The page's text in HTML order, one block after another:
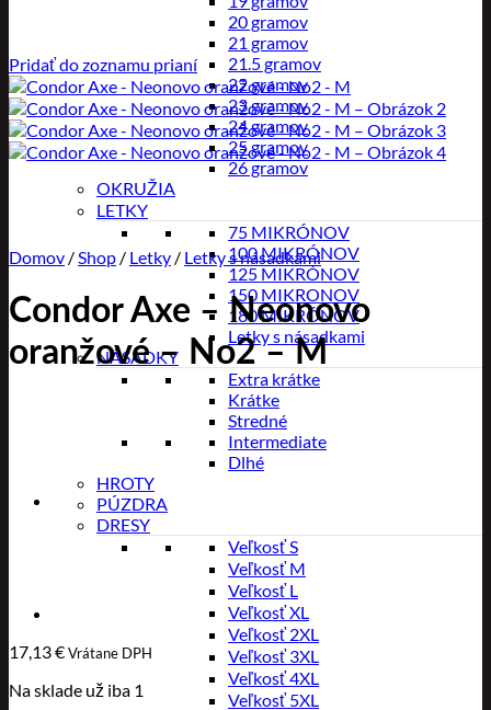
20 gramov
21 gramov
21.5 gramov
22 gramov
23 gramov
24 gramov
25 gramov
26 gramov
OKRUŽIA
LETKY
75 MIKRÓNOV
100 MIKRÓNOV
125 MIKRÓNOV
150 MIKRONOV
180 MIKRÓNOV
Letky s násadkami
NÁSADKY
Extra krátke
Krátke
Stredné
Intermediate
Dlhé
HROTY
PÚZDRA
DRESY
Veľkosť S
Veľkosť M
Veľkosť L
Veľkosť XL
Veľkosť 2XL
Veľkosť 3XL
Veľkosť 4XL
Veľkosť 5XL
Pridať do zoznamu prianí
Domov / Shop / Letky / Letky s násadkami
Condor Axe – Neonovo
oranžové – No2 – M
17,13€Vrátane DPH
Na sklade už iba 1